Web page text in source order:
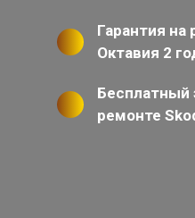
Гарантия
Октавия 2
Бесплатный
ремонте